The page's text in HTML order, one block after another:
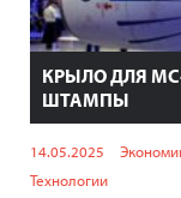
КРЫЛО ДЛЯ
ШТАМПЫ
14.05.2025
Технологии